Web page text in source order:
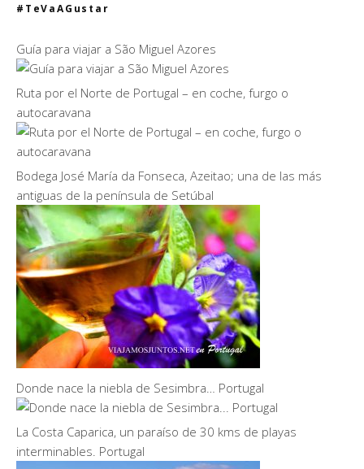
#TeVaAGustar
Guía para viajar a São Miguel Azores
Ruta por el Norte de Portugal – en coche, furgo o
autocaravana
Bodega José María da Fonseca, Azeitao; una de las más
antiguas de la península de Setúbal
Donde nace la niebla de Sesimbra… Portugal
La Costa Caparica, un paraíso de 30 kms de playas
interminables. Portugal